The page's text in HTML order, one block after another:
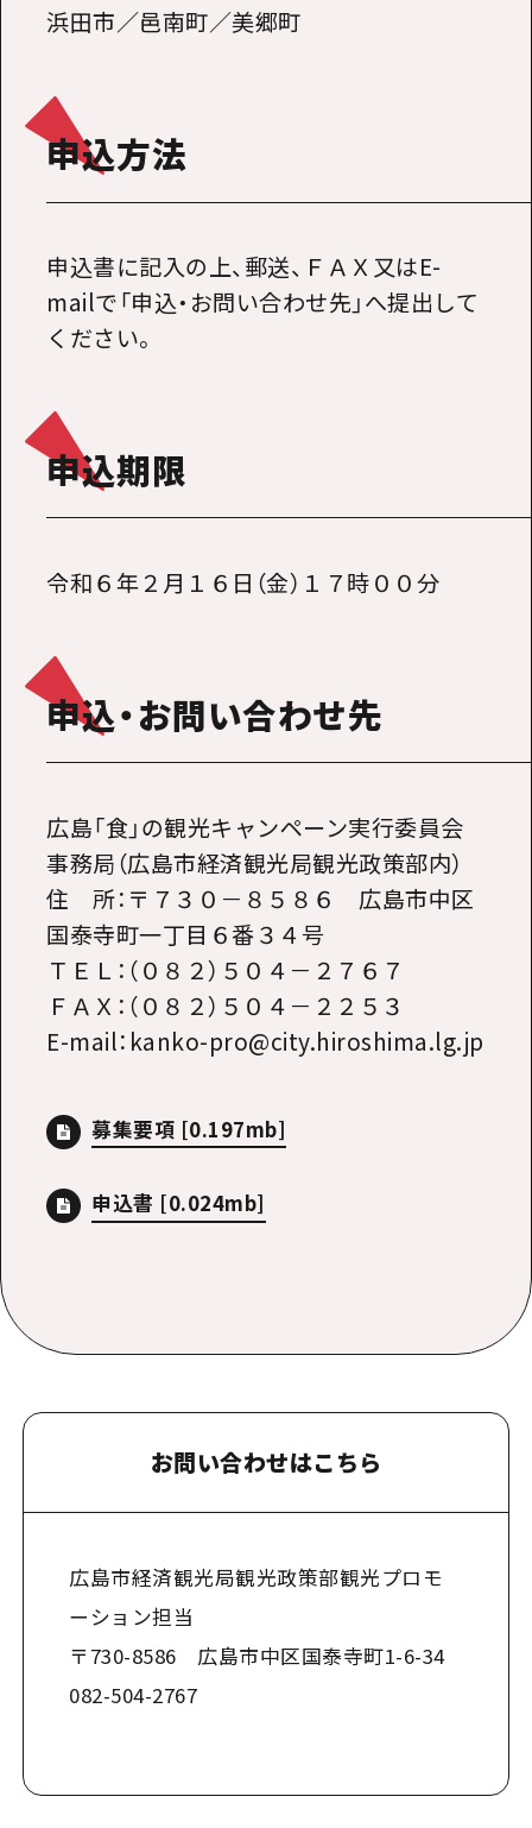
浜田市／邑南町／美郷町
申込方法
申込書に記入の上、郵送、ＦＡＸ又はE-
mailで「申込・お問い合わせ先」へ提出して
ください。
申込期限
令和６年２月１６日（金）１７時００分
申込・お問い合わせ先
広島「食」の観光キャンペーン実行委員会
事務局（広島市経済観光局観光政策部内）
住 所：〒７３０－８５８６ 広島市中区
国泰寺町一丁目６番３４号
ＴＥＬ：（０８２）５０４－２７６７
ＦＡＸ：（０８２）５０４－２２５３
E-mail：kanko-pro@city.hiroshima.lg.jp
募集要項 [0.197mb]
申込書 [0.024mb]
お問い合わせはこちら
広島市経済観光局観光政策部観光プロモ
ーション担当
〒730-8586 広島市中区国泰寺町1-6-34
082-504-2767